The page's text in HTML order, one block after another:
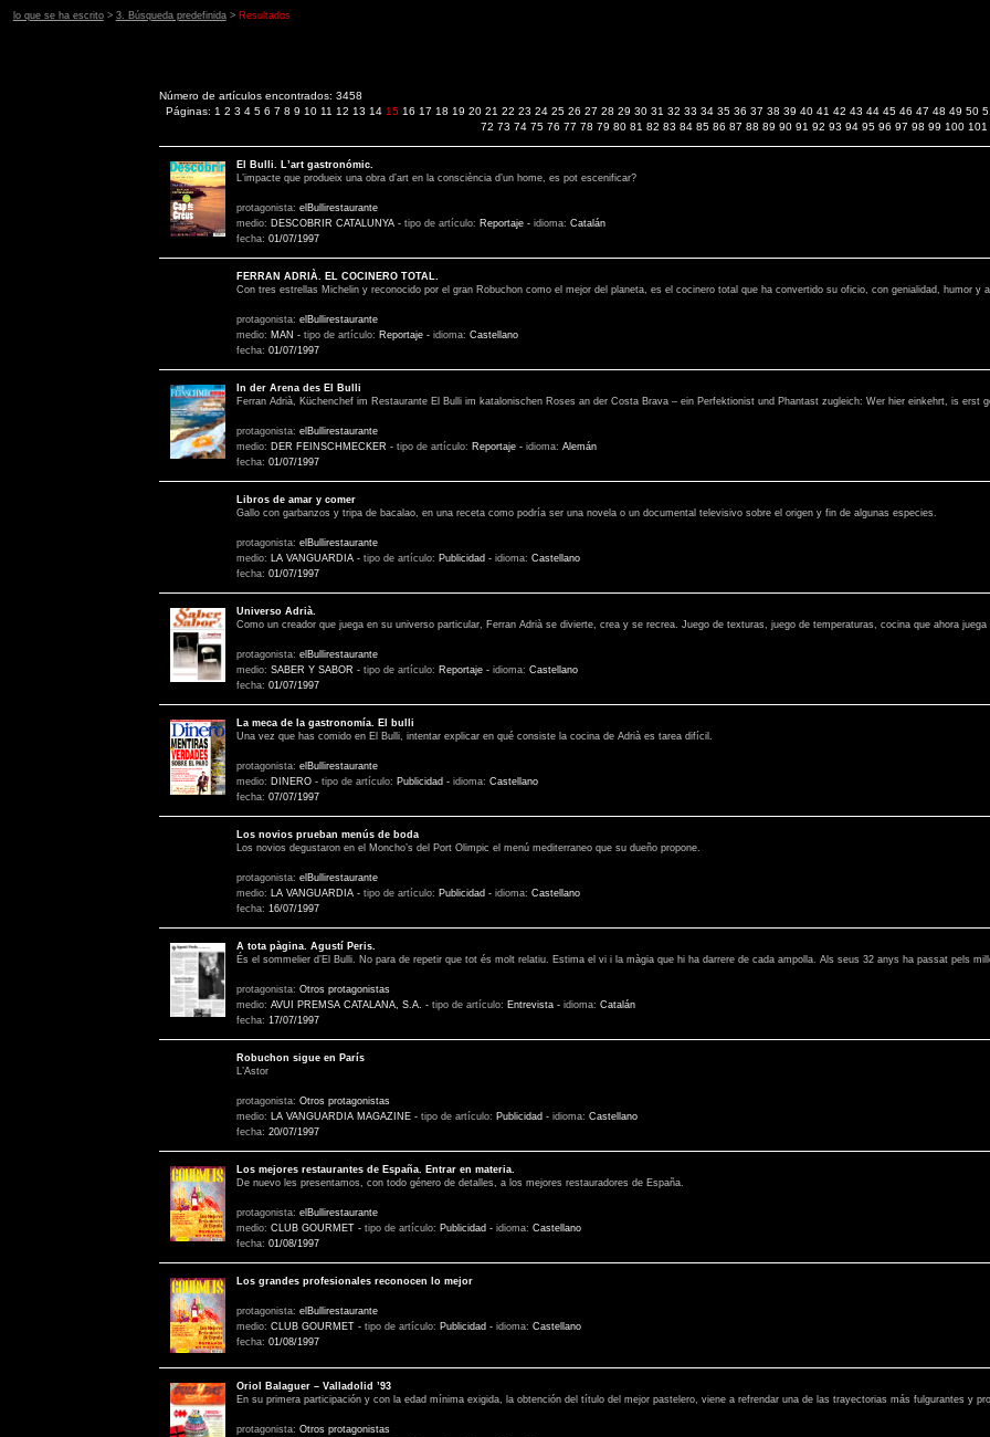
lo que se ha escrito> 3. Búsqueda predefinida> Resultados
Número de artículos encontrados: 3458
Páginas: 1 2 3 4 5 6 7 8 9 10 11 12 13 14 15 16 17 18 19 20 21 22 23 24 25 26 27 28 29 30 31 32 33 34 35 36 37 38 39 40 41 42 43 44 45 46 47 48 49 50
72 73 74 75 76 77 78 79 80 81 82 83 84 85 86 87 88 89 90 91 92 93 94 95 96 97 98 99 100 101
El Bulli. L’art gastronómic.
L’impacte que produeix una obra d’art en la consciència d’un home, es pot escenificar?
protagonista: elBullirestaurante
medio: DESCOBRIR CATALUNYA - tipo de artículo: Reportaje - idioma: Catalán
fecha: 01/07/1997
FERRAN ADRIÀ. EL COCINERO TOTAL.
Con tres estrellas Michelin y reconocido por el gran Robuchon como el mejor del planeta, es el cocinero total que ha convertido su oficio, con genialidad, humor
protagonista: elBullirestaurante
medio: MAN - tipo de artículo: Reportaje - idioma: Castellano
fecha: 01/07/1997
In der Arena des El Bulli
Ferran Adrià, Küchenchef im Restaurante El Bulli im katalonischen Roses an der Costa Brava – ein Perfektionist und Phantast zugleich: Wer hier einkehrt, is erst
protagonista: elBullirestaurante
medio: DER FEINSCHMECKER - tipo de artículo: Reportaje - idioma: Alemán
fecha: 01/07/1997
Libros de amar y comer
Gallo con garbanzos y tripa de bacalao, en una receta como podría ser una novela o un documental televisivo sobre el origen y fin de algunas especies.
protagonista: elBullirestaurante
medio: LA VANGUARDIA - tipo de artículo: Publicidad - idioma: Castellano
fecha: 01/07/1997
Universo Adrià.
Como un creador que juega en su universo particular, Ferran Adrià se divierte, crea y se recrea. Juego de texturas, juego de temperaturas, cocina que ahora
protagonista: elBullirestaurante
medio: SABER Y SABOR - tipo de artículo: Reportaje - idioma: Castellano
fecha: 01/07/1997
La meca de la gastronomía. El bulli
Una vez que has comido en El Bulli, intentar explicar en qué consiste la cocina de Adrià es tarea difícil.
protagonista: elBullirestaurante
medio: DINERO - tipo de artículo: Publicidad - idioma: Castellano
fecha: 07/07/1997
Los novios prueban menús de boda
Los novios degustaron en el Moncho’s del Port Olimpic el menú mediterraneo que su dueño propone.
protagonista: elBullirestaurante
medio: LA VANGUARDIA - tipo de artículo: Publicidad - idioma: Castellano
fecha: 16/07/1997
A tota pàgina. Agustí Peris.
És el sommelier d’El Bulli. No para de repetir que tot és molt relatiu. Estima el vi i la màgia que hi ha darrere de cada ampolla. Als seus 32 anys ha passat pels
protagonista: Otros protagonistas
medio: AVUI PREMSA CATALANA, S.A. - tipo de artículo: Entrevista - idioma: Catalán
fecha: 17/07/1997
Robuchon sigue en París
L’Astor
protagonista: Otros protagonistas
medio: LA VANGUARDIA MAGAZINE - tipo de artículo: Publicidad - idioma: Castellano
fecha: 20/07/1997
Los mejores restaurantes de España. Entrar en materia.
De nuevo les presentamos, con todo género de detalles, a los mejores restauradores de España.
protagonista: elBullirestaurante
medio: CLUB GOURMET - tipo de artículo: Publicidad - idioma: Castellano
fecha: 01/08/1997
Los grandes profesionales reconocen lo mejor
protagonista: elBullirestaurante
medio: CLUB GOURMET - tipo de artículo: Publicidad - idioma: Castellano
fecha: 01/08/1997
Oriol Balaguer – Valladolid ’93
En su primera participación y con la edad mínima exigida, la obtención del título del mejor pastelero, viene a refrendar una de las trayectorias más fulgurantes y
protagonista: Otros protagonistas